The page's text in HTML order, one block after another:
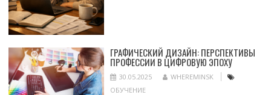
ГРАФИЧЕСКИЙ ДИЗАЙН: ПЕРСПЕКТИВЫ
ПРОФЕССИИ В ЦИФРОВУЮ ЭПОХУ
30.05.2025
WHEREMINSK
ОБУЧЕНИЕ